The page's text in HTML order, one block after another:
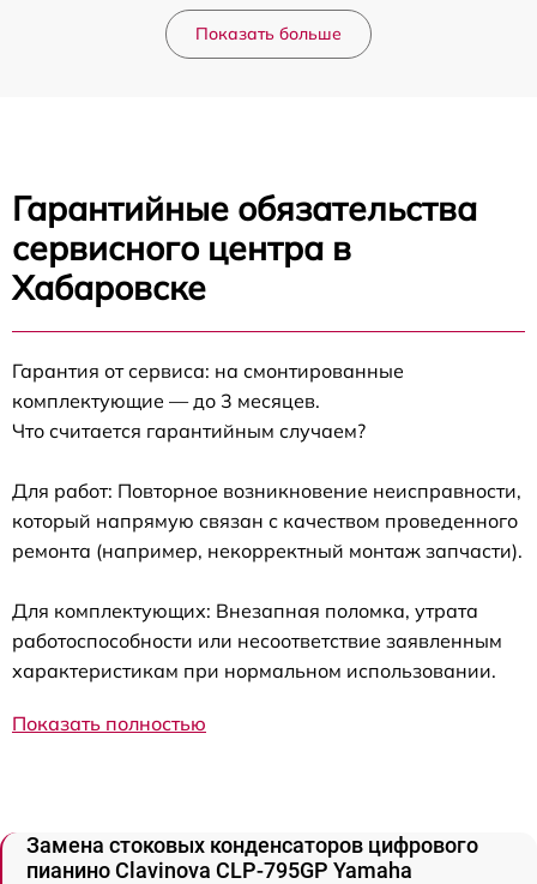
Показать больше
Гарантийные обязательства
сервисного центра в
Хабаровске
Гарантия от сервиса: на смонтированные
комплектующие — до 3 месяцев.
Что считается гарантийным случаем?
Для работ: Повторное возникновение неисправности,
который напрямую связан с качеством проведенного
ремонта (например, некорректный монтаж запчасти).
Для комплектующих: Внезапная поломка, утрата
работоспособности или несоответствие заявленным
характеристикам при нормальном использовании.
Показать полностью
Замена стоковых конденсаторов цифрового
пианино Clavinova CLP-795GP Yamaha